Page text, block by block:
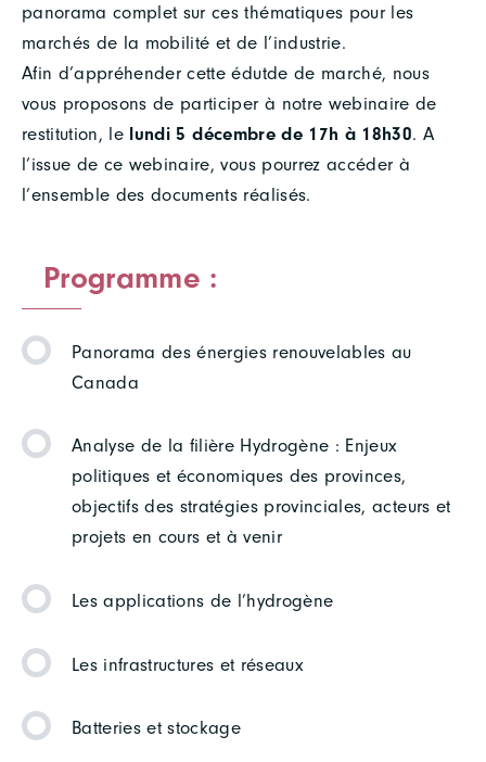
panorama complet sur ces thématiques pour les
marchés de la mobilité et de l’industrie.
Afin d’appréhender cette édutde de marché, nous
vous proposons de participer à notre webinaire de
restitution, le lundi 5 décembre de 17h à 18h30. A
l’issue de ce webinaire, vous pourrez accéder à
l’ensemble des documents réalisés.
Programme :
Panorama des énergies renouvelables au
Canada
Analyse de la filière Hydrogène : Enjeux
politiques et économiques des provinces,
objectifs des stratégies provinciales, acteurs et
projets en cours et à venir
Les applications de l’hydrogène
Les infrastructures et réseaux
Batteries et stockage